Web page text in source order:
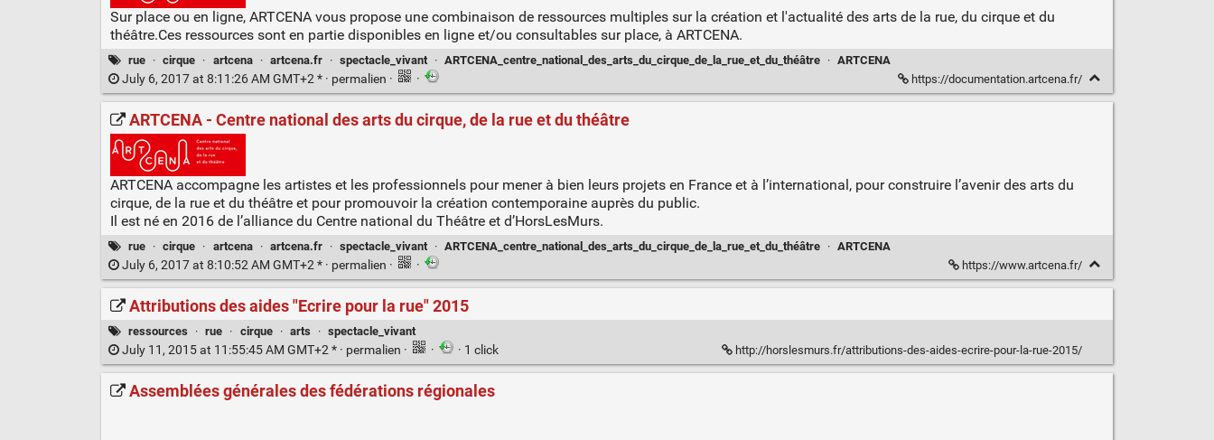
Sur place ou en ligne, ARTCENA vous propose une combinaison de ressources multiples sur la création et l'actualité des arts de la rue, du cirque et du
théâtre.Ces ressources sont en partie disponibles en ligne et/ou consultables sur place, à ARTCENA.
rue · cirque · artcena · artcena.fr · spectacle_vivant · ARTCENA_centre_national_des_arts_du_cirque_de_la_rue_et_du_théâtre · ARTCENA
July 6, 2017 at 8:11:26 AM GMT+2 * · permalien · · https://documentation.artcena.fr/
ARTCENA - Centre national des arts du cirque, de la rue et du théâtre
ARTCENA accompagne les artistes et les professionnels pour mener à bien leurs projets en France et à l’international, pour construire l’avenir des arts du
cirque, de la rue et du théâtre et pour promouvoir la création contemporaine auprès du public.
Il est né en 2016 de l’alliance du Centre national du Théâtre et d’HorsLesMurs.
rue · cirque · artcena · artcena.fr · spectacle_vivant · ARTCENA_centre_national_des_arts_du_cirque_de_la_rue_et_du_théâtre · ARTCENA
July 6, 2017 at 8:10:52 AM GMT+2 * · permalien · · https://www.artcena.fr/
Attributions des aides "Ecrire pour la rue" 2015
ressources · rue · cirque · arts · spectacle_vivant
July 11, 2015 at 11:55:45 AM GMT+2 * · permalien · · · 1 click http://horslesmurs.fr/attributions-des-aides-ecrire-pour-la-rue-2015/
Assemblées générales des fédérations régionales